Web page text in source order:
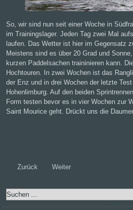
So, wir sind nun seit einer Woche in
im Trainingslager. Jeden Tag zwei Mal
laufen. Das Wetter ist hier im Gegensatz
Meistens sind es über 20 Grad und
kurzen Paddelsachen traininieren kann.
Hochtouren. In zwei Wochen ist das
der Enz und in drei Wochen der letzte
Hohenlimburg. Auf den beiden
Form testen bevor es in vier Wochen zur
Saint Mourice geht. Drückt uns die
Zurück Weiter